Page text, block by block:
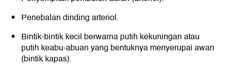
Penebalan dinding arteriol.
Bintik-bintik kecil berwarna putih kekuningan atau
putih keabu-abuan yang bentuknya menyerupai awan
(bintik kapas).